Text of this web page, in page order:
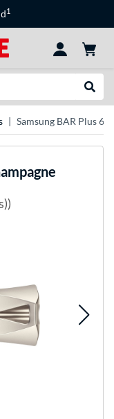
1
Samsung BAR Plus 64